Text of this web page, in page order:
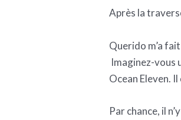
Après la
Querido m’a
Imaginez-vous
Ocean Eleven.
Par chance, il